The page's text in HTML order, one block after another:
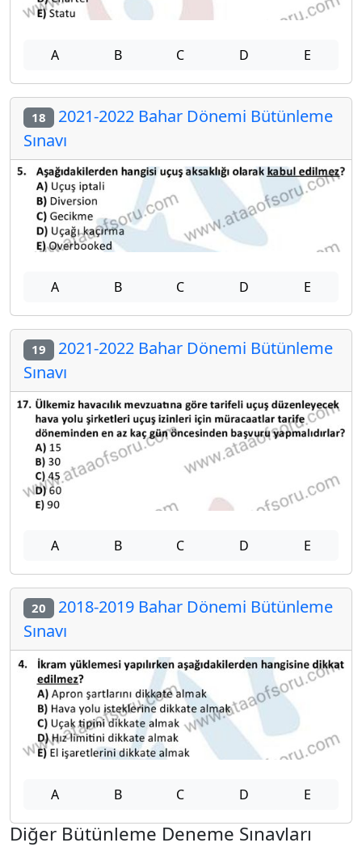
A B C D E
18 2021-2022 Bahar Dönemi Bütünleme
Sınavı
A B C D E
19 2021-2022 Bahar Dönemi Bütünleme
Sınavı
A B C D E
20 2018-2019 Bahar Dönemi Bütünleme
Sınavı
A B C D E
Diğer Bütünleme Deneme Sınavları